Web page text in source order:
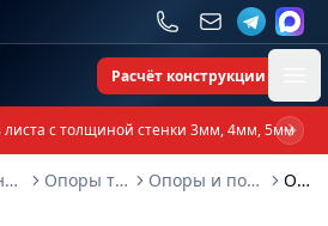
Расчёт конструкции
листа с толщиной стенки 3мм, 4мм, 5мм
Опорные металлоконструкции и изделия Опоры трубопроводов и металлоконструкции Опоры и подвески для трубопроводов Л8-138.000 - Л8-200.000 Опоры Л8-197.000